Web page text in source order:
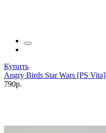
Купить
Angry Birds Star Wars [PS Vita]
790р.